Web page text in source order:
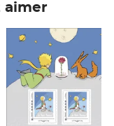
aimer
7,50€